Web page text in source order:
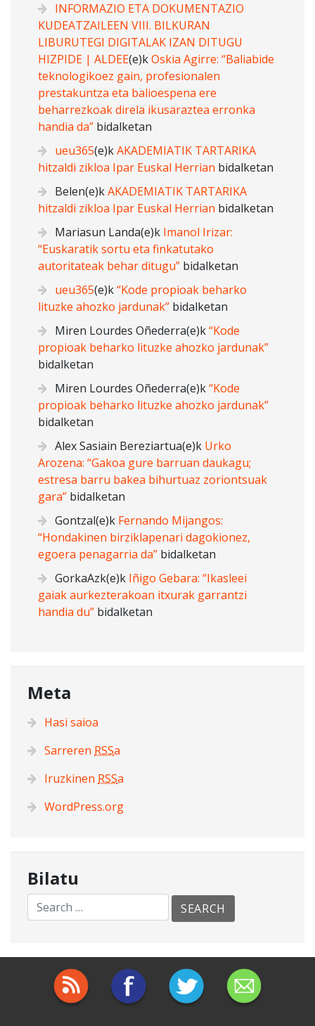
INFORMAZIO ETA DOKUMENTAZIO
KUDEATZAILEEN VIII. BILKURAN
LIBURUTEGI DIGITALAK IZAN DITUGU
HIZPIDE | ALDEE(e)kOskia Agirre: “Baliabide
teknologikoez gain, profesionalen
prestakuntza eta balioespena ere
beharrezkoak direla ikusaraztea erronka
handia da” bidalketan
ueu365(e)kAKADEMIATIK TARTARIKA
hitzaldi zikloa Ipar Euskal Herrian bidalketan
Belen(e)kAKADEMIATIK TARTARIKA
hitzaldi zikloa Ipar Euskal Herrian bidalketan
Mariasun Landa(e)k Imanol Irizar:
“Euskaratik sortu eta finkatutako
autoritateak behar ditugu” bidalketan
ueu365(e)k“Kode propioak beharko
lituzke ahozko jardunak” bidalketan
Miren Lourdes Oñederra(e)k“Kode
propioak beharko lituzke ahozko jardunak”
bidalketan
Miren Lourdes Oñederra(e)k“Kode
propioak beharko lituzke ahozko jardunak”
bidalketan
Alex Sasiain Bereziartua(e)k Urko
Arozena: “Gakoa gure barruan daukagu;
estresa barru bakea bihurtuaz zoriontsuak
gara” bidalketan
Gontzal(e)k Fernando Mijangos:
“Hondakinen birziklapenari dagokionez,
egoera penagarria da” bidalketan
GorkaAzk(e)k Iñigo Gebara: “Ikasleei
gaiak aurkezterakoan itxurak garrantzi
handia du” bidalketan
Meta
Hasi saioa
Sarreren RSSa
Iruzkinen RSSa
WordPress.org
Bilatu